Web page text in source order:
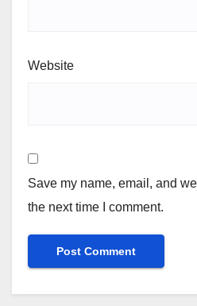
Website
Save my name, email, and
the next time I comment.